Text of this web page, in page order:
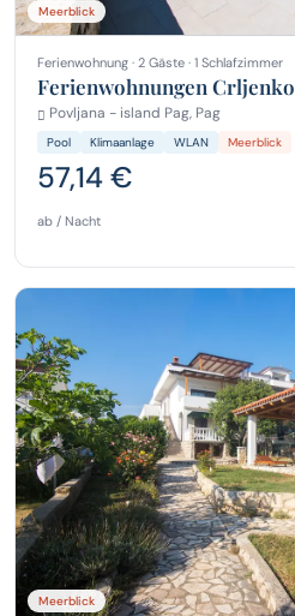
Meerblick
Ferienwohnung · 2 Gäste · 1 Schlafzimmer
Ferienwohnungen Crljenko
Povljana - island Pag, Pag
Pool Klimaanlage WLAN Meerblick
57,14 €
ab / Nacht
Meerblick